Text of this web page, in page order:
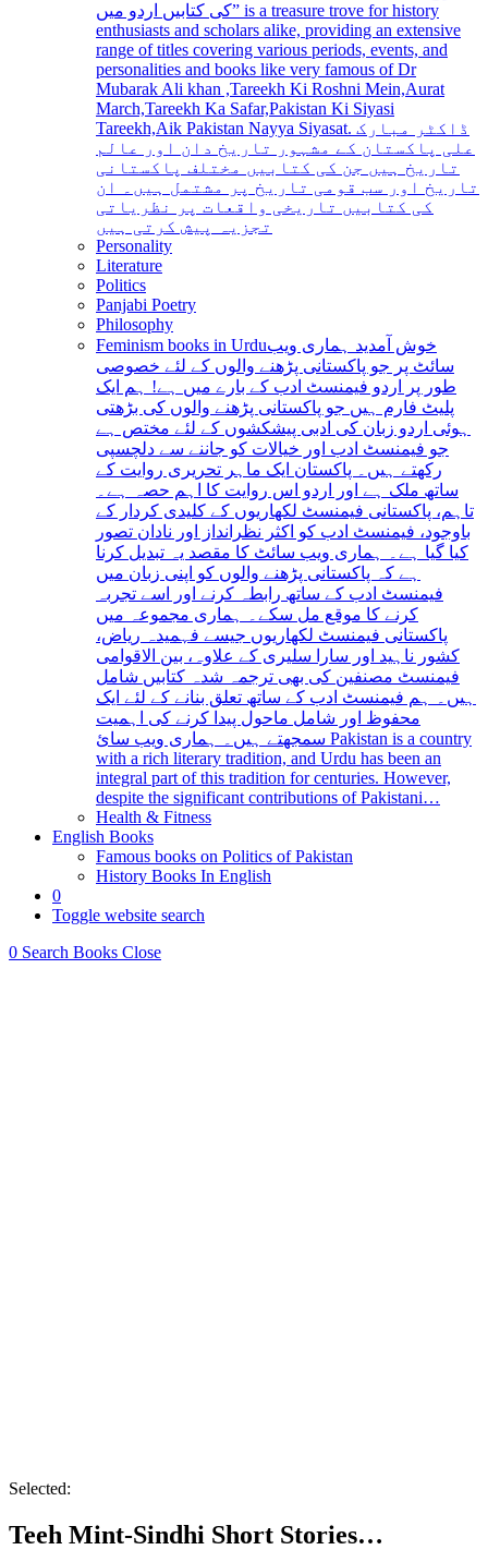
کی کتابیں اردو میں” is a treasure trove for history
enthusiasts and scholars alike, providing an extensive
range of titles covering various periods, events, and
personalities and books like very famous of Dr
Mubarak Ali khan ,Tareekh Ki Roshni Mein,Aurat
March,Tareekh Ka Safar,Pakistan Ki Siyasi
Tareekh,Aik Pakistan Nayya Siyasat. ڈاکٹر مبارک
علی پاکستان کے مشہور تاریخ دان اور عالم
تاریخ ہیں جن کی کتابیں مختلف پاکستانی
تاریخ اور سب قومی تاریخ پر مشتمل ہیں۔ ان
کی کتابیں تاریخی واقعات پر نظریاتی
تجزیہ پیش کرتی ہیں
Personality
Literature
Politics
Panjabi Poetry
Philosophy
Feminism books in Urduخوش آمدید ہماری ویب
سائٹ پر جو پاکستانی پڑھنے والوں کے لئے خصوصی
طور پر اردو فیمنسٹ ادب کے بارے میں ہے! ہم ایک
پلیٹ فارم ہیں جو پاکستانی پڑھنے والوں کی بڑھتی
ہوئی اردو زبان کی ادبی پیشکشوں کے لئے مختص ہے
جو فیمنسٹ ادب اور خیالات کو جاننے سے دلچسپی
رکھتے ہیں۔ پاکستان ایک ماہر تحریری روایت کے
ساتھ ملک ہے اور اردو اس روایت کا اہم حصہ ہے۔
تاہم، پاکستانی فیمنسٹ لکھاریوں کے کلیدی کردار کے
باوجود، فیمنسٹ ادب کو اکثر نظرانداز اور نادان تصور
کیا گیا ہے۔ ہماری ویب سائٹ کا مقصد یہ تبدیل کرنا
ہے کہ پاکستانی پڑھنے والوں کو اپنی زبان میں
فیمنسٹ ادب کے ساتھ رابطہ کرنے اور اسے تجربہ
کرنے کا موقع مل سکے۔ ہماری مجموعہ میں
پاکستانی فیمنسٹ لکھاریوں جیسے فہمیدہ ریاض،
کشور ناہید اور سارا سلیری کے علاوہ، بین الاقوامی
فیمنسٹ مصنفین کی بھی ترجمہ شدہ کتابیں شامل
ہیں۔ ہم فیمنسٹ ادب کے ساتھ تعلق بنانے کے لئے ایک
محفوظ اور شامل ماحول پیدا کرنے کی اہمیت
سمجھتے ہیں۔ ہماری ویب سائ Pakistan is a country
with a rich literary tradition, and Urdu has been an
integral part of this tradition for centuries. However,
despite the significant contributions of Pakistani…
Health & Fitness
English Books
Famous books on Politics of Pakistan
History Books In English
0
Toggle website search
0 Search Books Close
Selected:
Teeh Mint-Sindhi Short Stories…